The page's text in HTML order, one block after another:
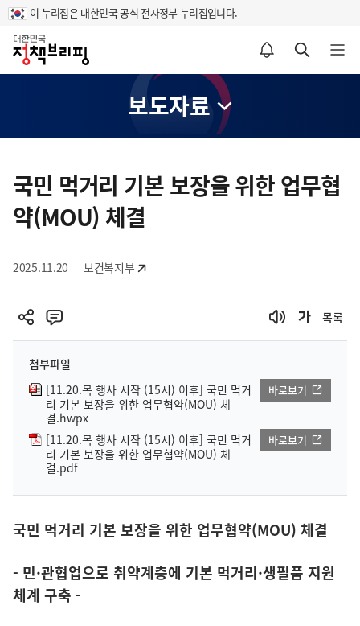
이 누리집은 대한민국 공식 전자정부 누리집입니다.
홈
알림설정 바로가기 검색 바로가기 메뉴 열기
보도자료
텐
츠
영
국민 먹거리 기본 보장을 위한 업무협
약(MOU) 체결
2025.11.20 보건복지부
목록
첨부파일
[11.20.목 행사 시작 (15시) 이후] 국민 먹거
리 기본 보장을 위한 업무협약(MOU) 체
결.hwpx
바로보기
[11.20.목 행사 시작 (15시) 이후] 국민 먹거
리 기본 보장을 위한 업무협약(MOU) 체
결.pdf
바로보기
국민 먹거리 기본 보장을 위한 업무협약(MOU) 체결
- 민·관협업으로 취약계층에 기본 먹거리·생필품 지원
체계 구축 -